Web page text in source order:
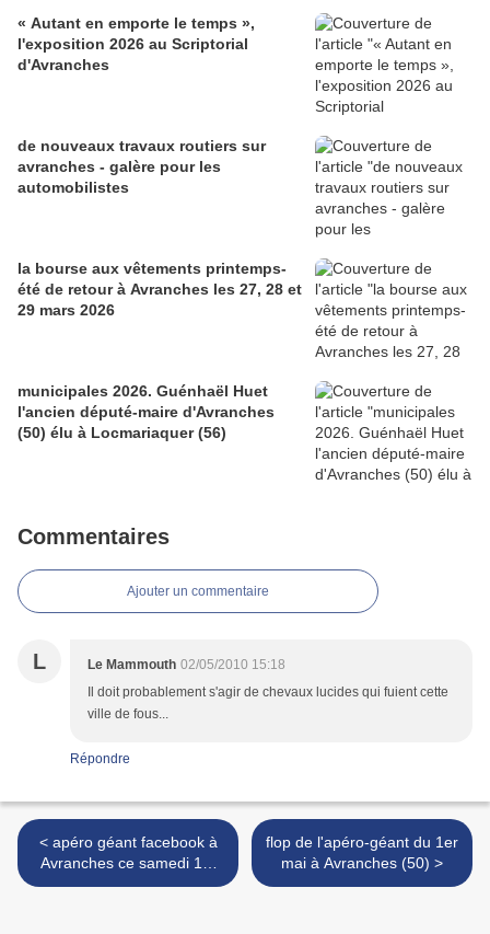
« Autant en emporte le temps »,
l'exposition 2026 au Scriptorial
d'Avranches
de nouveaux travaux routiers sur
avranches - galère pour les
automobilistes
la bourse aux vêtements printemps-
été de retour à Avranches les 27, 28 et
29 mars 2026
municipales 2026. Guénhaël Huet
l'ancien député-maire d'Avranches
(50) élu à Locmariaquer (56)
Commentaires
Ajouter un commentaire
L Le Mammouth 02/05/2010 15:18
Il doit probablement s'agir de chevaux lucides qui fuient cette
ville de fous...
Répondre
< apéro géant facebook à
Avranches ce samedi 1er
mai 2010 : le fil des 39
flop de l'apéro-géant du 1er
mai à Avranches (50) >